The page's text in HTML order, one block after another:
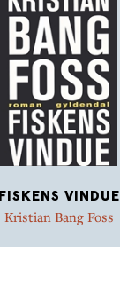
FISKENS VINDUE
Kristian Bang Foss